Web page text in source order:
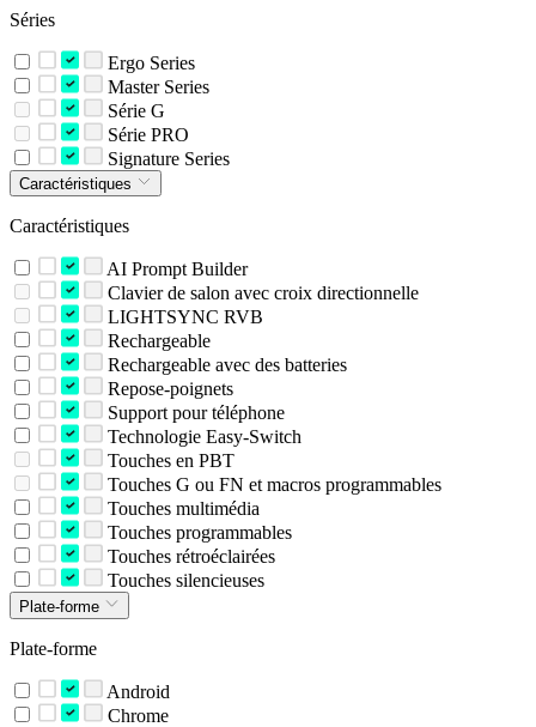
Séries
Ergo Series
Master Series
Série G
Série PRO
Signature Series
Caractéristiques
Caractéristiques
AI Prompt Builder
Clavier de salon avec croix directionnelle
LIGHTSYNC RVB
Rechargeable
Rechargeable avec des batteries
Repose-poignets
Support pour téléphone
Technologie Easy-Switch
Touches en PBT
Touches G ou FN et macros programmables
Touches multimédia
Touches programmables
Touches rétroéclairées
Touches silencieuses
Plate-forme
Plate-forme
Android
Chrome